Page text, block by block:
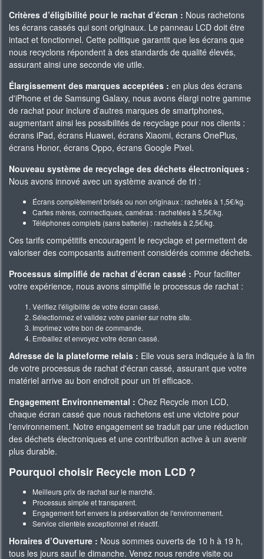
Critères d’éligibilité pour le rachat d’écran : Nous rachetons
les écrans cassés qui sont originaux. Le panneau LCD doit être
intact et fonctionnel. Cette politique garantit que les écrans que
nous recyclons répondent à des standards de qualité élevés,
assurant ainsi une seconde vie utile.
Élargissement des marques acceptées : en plus des écrans
d'iPhone et de Samsung Galaxy, nous avons élargi notre gamme
de rachat pour inclure d'autres marques de smartphones,
augmentant ainsi les possibilités de recyclage pour nos clients :
écrans iPad, écrans Huawei, écrans Xiaomi, écrans OnePlus,
écrans Honor, écrans Oppo, écrans Google Pixel.
Nouveau système de recyclage des déchets électroniques :
Nous avons innové avec un système avancé de tri :
Écrans complètement brisés ou non originaux : rachetés à 1,5€/kg.
Cartes mères, connectiques, caméras : rachetées à 5,5€/kg.
Téléphones complets (sans batterie) : rachetés à 2,5€/kg.
Ces tarifs compétitifs encouragent le recyclage et permettent de
valoriser des composants autrement considérés comme déchets.
Processus simplifié de rachat d’écran cassé : Pour faciliter
votre expérience, nous avons simplifié le processus de rachat :
Vérifiez l'éligibilité de votre écran cassé.
Sélectionnez et validez votre panier sur notre site.
Imprimez votre bon de commande.
Emballez et envoyez votre écran cassé.
Adresse de la plateforme relais : Elle vous sera indiquée à la fin
de votre processus de rachat d'écran cassé, assurant que votre
matériel arrive au bon endroit pour un tri efficace.
Engagement Environnemental : Chez Recycle mon LCD,
chaque écran cassé que nous rachetons est une victoire pour
l'environnement. Notre engagement se traduit par une réduction
des déchets électroniques et une contribution active à un avenir
plus durable.
Pourquoi choisir Recycle mon LCD ?
Meilleurs prix de rachat sur le marché.
Processus simple et transparent.
Engagement fort envers la préservation de l'environnement.
Service clientèle exceptionnel et réactif.
Horaires d’Ouverture : Nous sommes ouverts de 10 h à 19 h,
tous les jours sauf le dimanche. Venez nous rendre visite ou